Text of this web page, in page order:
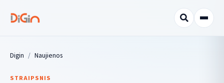
Digin Naujienos
STRAIPSNIS